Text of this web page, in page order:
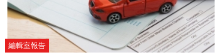
編輯室報告